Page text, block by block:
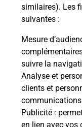
similaires). Les
suivantes :
Mesure
suivre la
Analyse et
clients et
Publicité :
en lien avec vos
Malin !
La Poste
en ligne
Ouvert
En savoir